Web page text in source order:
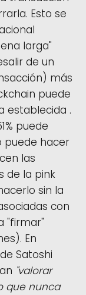
Esto se
larga"
de un
más
puede
establecida .
puede
puede hacer
las
de la pink
sin la
con
"firmar"
En
Satoshi
"valorar
que nunca